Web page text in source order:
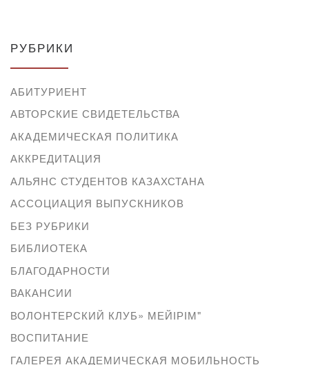
РУБРИКИ
АБИТУРИЕНТ
АВТОРСКИЕ СВИДЕТЕЛЬСТВА
АКАДЕМИЧЕСКАЯ ПОЛИТИКА
АККРЕДИТАЦИЯ
АЛЬЯНС СТУДЕНТОВ КАЗАХСТАНА
АССОЦИАЦИЯ ВЫПУСКНИКОВ
БЕЗ РУБРИКИ
БИБЛИОТЕКА
БЛАГОДАРНОСТИ
ВАКАНСИИ
ВОЛОНТЕРСКИЙ КЛУБ» МЕЙІРІМ"
ВОСПИТАНИЕ
ГАЛЕРЕЯ АКАДЕМИЧЕСКАЯ МОБИЛЬНОСТЬ